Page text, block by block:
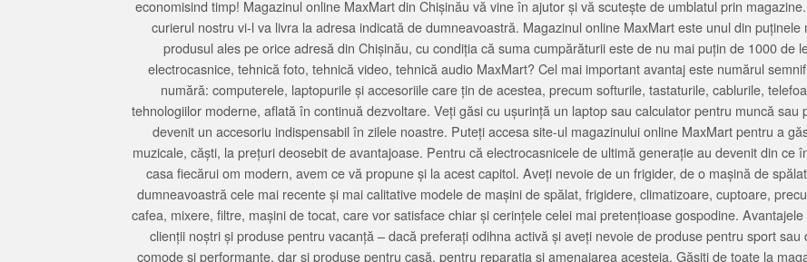
economisind timp! Magazinul online MaxMart din Chișinău vă vine în ajutor și vă scutește de umblatul prin
curierul nostru vi-l va livra la adresa indicată de dumneavoastră. Magazinul online MaxMart este unul din
produsul ales pe orice adresă din Chișinău, cu condiția că suma cumpărăturii este de nu mai puțin de 1000 de
electrocasnice, tehnică foto, tehnică video, tehnică audio MaxMart? Cel mai important avantaj este numărul
numără: computerele, laptopurile și accesoriile care țin de acestea, precum softurile, tastaturile, cablurile,
tehnologiilor moderne, aflată în continuă dezvoltare. Veți găsi cu ușurință un laptop sau calculator pentru muncă
devenit un accesoriu indispensabil în zilele noastre. Puteți accesa site-ul magazinului online MaxMart pentru a
muzicale, căști, la prețuri deosebit de avantajoase. Pentru că electrocasnicele de ultimă generație au devenit din ce
casa fiecărui om modern, avem ce vă propune și la acest capitol. Aveți nevoie de un frigider, de o mașină de
dumneavoastră cele mai recente și mai calitative modele de mașini de spălat, frigidere, climatizoare, cuptoare,
cafea, mixere, filtre, mașini de tocat, care vor satisface chiar și cerințele celei mai pretențioase gospodine.
clienții noștri și produse pentru vacanță – dacă preferați odihna activă și aveți nevoie de produse pentru sport
comode și performante, dar și produse pentru casă, pentru reparația și amenajarea acesteia. Găsiți de toate la